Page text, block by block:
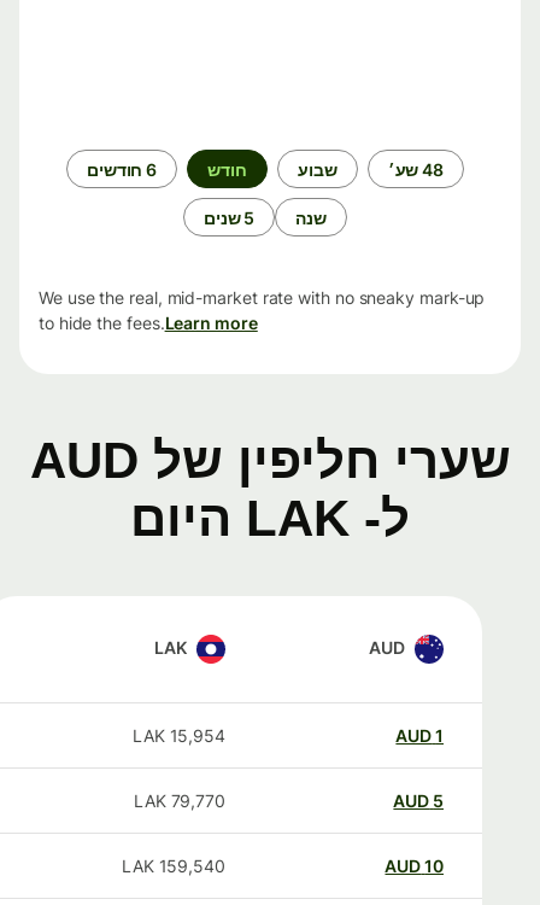
48 שע׳ שבוע חודש 6 חודשים
שנה 5 שנים
We use the real, mid-market rate with no sneaky mark-up
to hide the fees.Learn more
שערי חליפין של AUD
ל- LAK היום
AUD
LAK
AUD
15,954
LAK
AUD
79,770
LAK
AUD
159,540
LAK